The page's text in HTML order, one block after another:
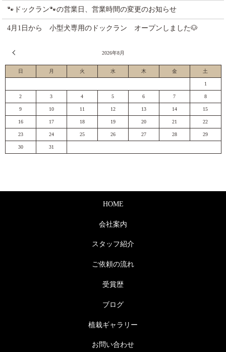
🐾ドックラン🐾の営業日、営業時間の変更のお知らせ
4月1日から 小型犬専用のドックラン オープンしました🐶
2026年8月
日 月 火 水 木 金 土
1
2 3 4 5 6 7 8
9 10 11 12 13 14 15
16 17 18 19 20 21 22
23 24 25 26 27 28 29
30 31
HOME
会社案内
スタッフ紹介
ご依頼の流れ
受賞歴
ブログ
植栽ギャラリー
お問い合わせ